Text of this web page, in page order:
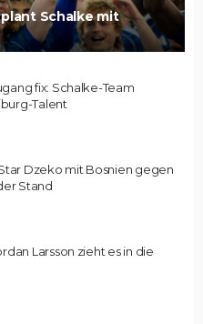
Schalke mit
fix: Schalke-Team
Talent
Dzeko mit Bosnien gegen
Stand
Larsson zieht es in die